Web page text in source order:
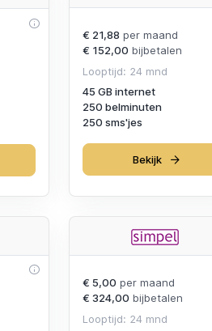
€ 21,88 per maand
€ 152,00 bijbetalen
Looptijd: 24 mnd
45 GB internet
250 belminuten
250 sms'jes
Bekijk
€ 5,00 per maand
€ 324,00 bijbetalen
Looptijd: 24 mnd